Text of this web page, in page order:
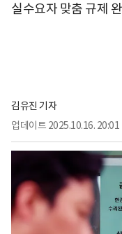
실수요자 맞춤 규제
김유진 기자
업데이트 2025.10.16. 20:01